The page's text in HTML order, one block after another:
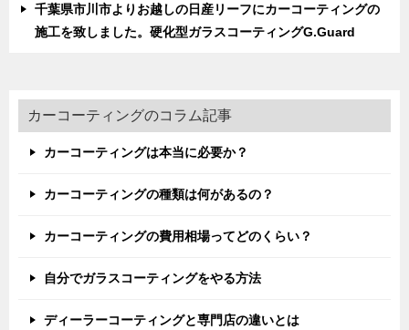
千葉県市川市よりお越しの日産リーフにカーコーティングの
施工を致しました。硬化型ガラスコーティングG.Guard
カーコーティングのコラム記事
カーコーティングは本当に必要か？
カーコーティングの種類は何があるの？
カーコーティングの費用相場ってどのくらい？
自分でガラスコーティングをやる方法
ディーラーコーティングと専門店の違いとは